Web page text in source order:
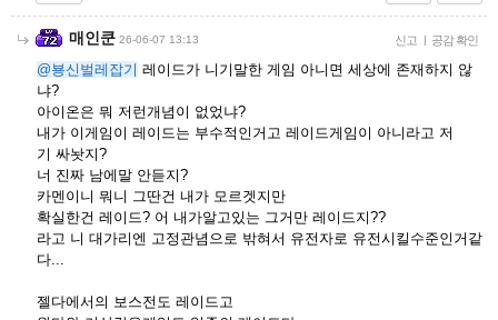
매인쿤 26-06-07 13:13 신고 | 공감 확인
@뵹신벌레잡기 레이드가 니기말한 게임 아니면 세상에 존재하지 않
냐?
아이온은 뭐 저런개념이 없었냐?
내가 이게임이 레이드는 부수적인거고 레이드게임이 아니라고 저
기 싸놧지?
너 진짜 남에말 안듣지?
카멘이니 뭐니 그딴건 내가 모르겟지만
확실한건 레이드? 어 내가알고있는 그거만 레이드지??
라고 니 대가리엔 고정관념으로 밖혀서 유전자로 유전시킬수준인거같
다...
젤다에서의 보스전도 레이드고